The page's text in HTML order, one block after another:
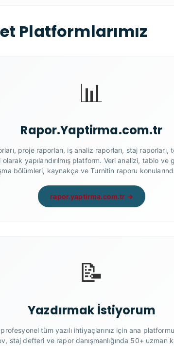
Platformlarımız
📊
Rapor.Yaptirma.com.tr
proje raporları, iş analiz raporları, staj raporları,
yapılandırılmış platform. Veri analizi, tablo ve
bölümleri, kaynakça ve Turnitin raporu
rapor.yaptirma.com.tr →
📝
Yazdırmak İstiyorum
tüm yazılı ihtiyaçlarınız için ana
staj defteri ve rapor danışmanlığında 50+ uzman